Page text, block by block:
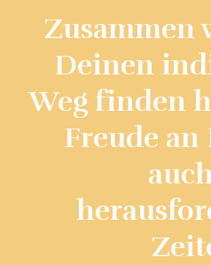
Zusammen
Deinen
Weg finden
Freude an